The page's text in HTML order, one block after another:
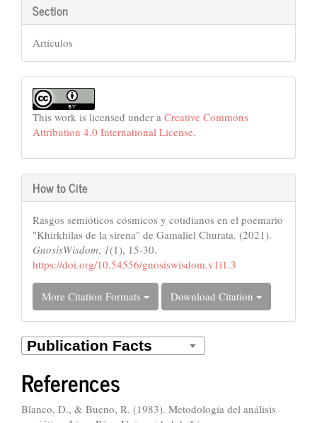
Section
Artículos
This work is licensed under a Creative Commons
Attribution 4.0 International License.
How to Cite
Rasgos semióticos cósmicos y cotidianos en el poemario
"Khirkhilas de la sirena" de Gamaliel Churata. (2021).
GnosisWisdom, 1(1), 15-30.
https://doi.org/10.54556/gnosiswisdom.v1i1.3
More Citation Formats Download Citation
References
Blanco, D., & Bueno, R. (1983). Metodología del análisis